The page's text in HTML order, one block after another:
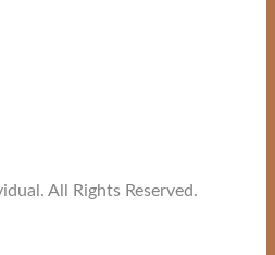
All Rights Reserved.